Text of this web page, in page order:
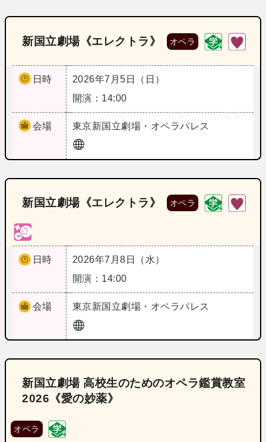
新国立劇場《エレクトラ》 オペラ
日時
2026年7月5日（日）
開演：14:00
会場 東京新国立劇場・オペラパレス
新国立劇場《エレクトラ》 オペラ
日時
2026年7月8日（水）
開演：14:00
会場 東京新国立劇場・オペラパレス
新国立劇場 高校生のためのオペラ鑑賞教室
2026《愛の妙薬》
オペラ